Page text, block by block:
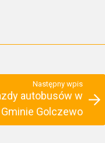
Następny wpis
autobusów w
Gminie Golczewo